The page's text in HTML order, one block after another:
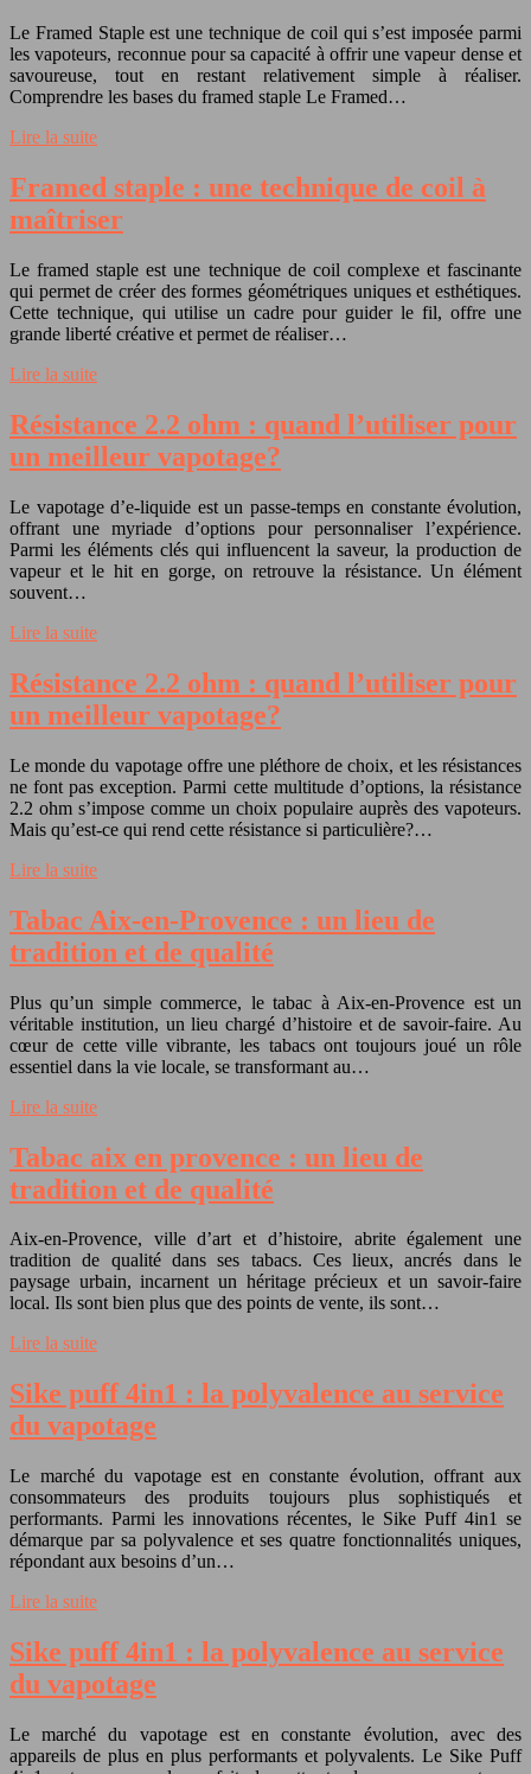
Le Framed Staple est une technique de coil qui s’est imposée parmi
les vapoteurs, reconnue pour sa capacité à offrir une vapeur dense et
savoureuse, tout en restant relativement simple à réaliser.
Comprendre les bases du framed staple Le Framed…
Lire la suite
Framed staple : une technique de coil à
maîtriser
Le framed staple est une technique de coil complexe et fascinante
qui permet de créer des formes géométriques uniques et esthétiques.
Cette technique, qui utilise un cadre pour guider le fil, offre une
grande liberté créative et permet de réaliser…
Lire la suite
Résistance 2.2 ohm : quand l’utiliser pour
un meilleur vapotage?
Le vapotage d’e-liquide est un passe-temps en constante évolution,
offrant une myriade d’options pour personnaliser l’expérience.
Parmi les éléments clés qui influencent la saveur, la production de
vapeur et le hit en gorge, on retrouve la résistance. Un élément
souvent…
Lire la suite
Résistance 2.2 ohm : quand l’utiliser pour
un meilleur vapotage?
Le monde du vapotage offre une pléthore de choix, et les résistances
ne font pas exception. Parmi cette multitude d’options, la résistance
2.2 ohm s’impose comme un choix populaire auprès des vapoteurs.
Mais qu’est-ce qui rend cette résistance si particulière?…
Lire la suite
Tabac Aix-en-Provence : un lieu de
tradition et de qualité
Plus qu’un simple commerce, le tabac à Aix-en-Provence est un
véritable institution, un lieu chargé d’histoire et de savoir-faire. Au
cœur de cette ville vibrante, les tabacs ont toujours joué un rôle
essentiel dans la vie locale, se transformant au…
Lire la suite
Tabac aix en provence : un lieu de
tradition et de qualité
Aix-en-Provence, ville d’art et d’histoire, abrite également une
tradition de qualité dans ses tabacs. Ces lieux, ancrés dans le
paysage urbain, incarnent un héritage précieux et un savoir-faire
local. Ils sont bien plus que des points de vente, ils sont…
Lire la suite
Sike puff 4in1 : la polyvalence au service
du vapotage
Le marché du vapotage est en constante évolution, offrant aux
consommateurs des produits toujours plus sophistiqués et
performants. Parmi les innovations récentes, le Sike Puff 4in1 se
démarque par sa polyvalence et ses quatre fonctionnalités uniques,
répondant aux besoins d’un…
Lire la suite
Sike puff 4in1 : la polyvalence au service
du vapotage
Le marché du vapotage est en constante évolution, avec des
appareils de plus en plus performants et polyvalents. Le Sike Puff